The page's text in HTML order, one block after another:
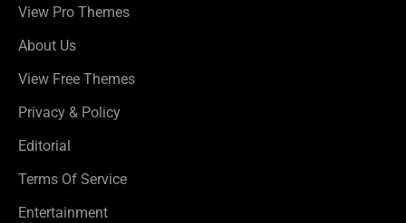
View Pro Themes
About Us
View Free Themes
Privacy & Policy
Editorial
Terms Of Service
Entertainment